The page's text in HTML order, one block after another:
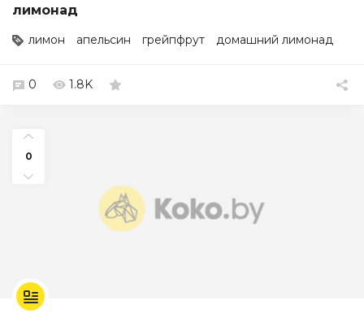
лимонад
лимон апельсин грейпфрут домашний лимонад
0 1.8K
0